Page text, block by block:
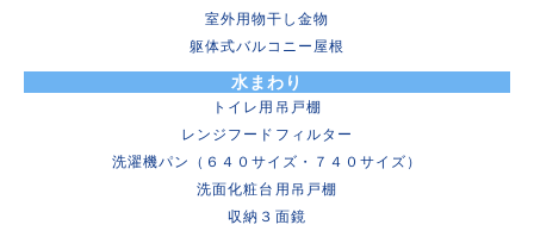
室外用物干し金物
躯体式バルコニー屋根
水まわり
トイレ用吊戸棚
レンジフードフィルター
洗濯機パン（６４０サイズ・７４０サイズ）
洗面化粧台用吊戸棚
収納３面鏡